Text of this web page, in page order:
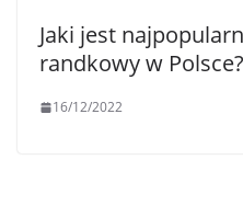
Jaki jest
randkowy w Polsce?
16/12/2022